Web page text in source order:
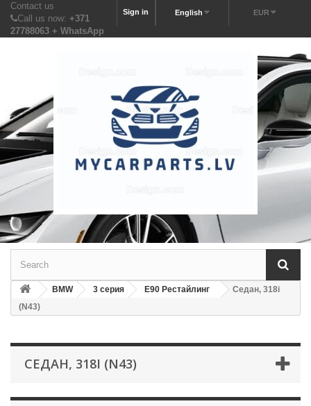
EUR
English
Sign in
Contact us
Call us now: +371
27788063 + WhatsApp
BMW 3 серия E90 Рестайлинг
Седан, 318i
(N43)
СЕДАН, 318I (N43)